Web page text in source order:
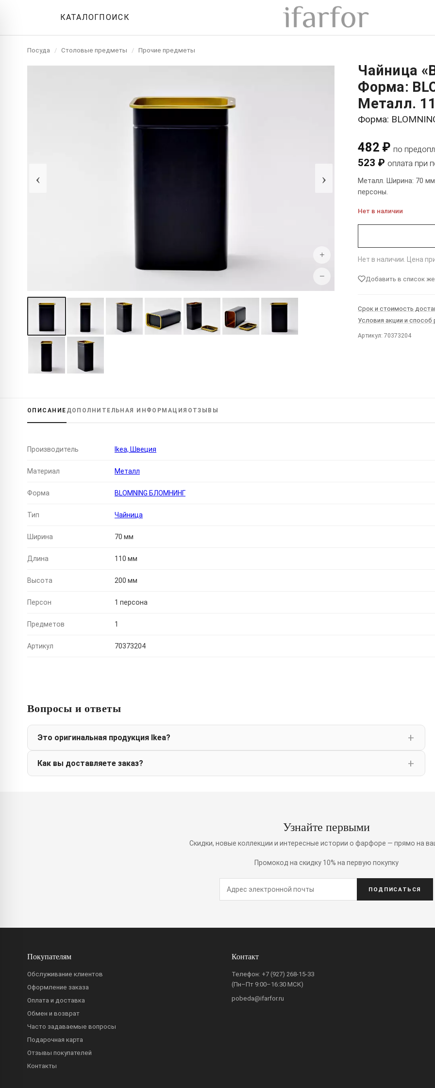
КАТАЛОГПОИСК
Посуда / Столовые предметы / Прочие предметы
‹ ›
+
−
Чайница
Форма:
Металл.
Форма:
482 ₽ по
523 ₽ оплата при
Металл. Ширина: 70
персоны.
Нет в наличии
Нет в наличии. Цена
Добавить в список
Срок и стоимость
Условия акции и способ
Артикул: 70373204
ОПИСАНИЕ ДОПОЛНИТЕЛЬНАЯ ИНФОРМАЦИЯ ОТЗЫВЫ
Производитель Ikea, Швеция
Материал Металл
Форма BLOMNING БЛОМНИНГ
Тип Чайница
Ширина 70 мм
Длина 110 мм
Высота 200 мм
Персон 1 персона
Предметов 1
Артикул 70373204
Вопросы и ответы
Это оригинальная продукция Ikea?
Как вы доставляете заказ?
Узнайте первыми
Скидки, новые коллекции и интересные истории о фарфоре — прямо на
Промокод на скидку 10% на первую покупку
ПОДПИСАТЬСЯ
Покупателям
Обслуживание клиентов
Оформление заказа
Оплата и доставка
Обмен и возврат
Часто задаваемые вопросы
Подарочная карта
Отзывы покупателей
Контакты
Контакт
Телефон: +7 (927) 268-15-33
(Пн–Пт 9:00–16:30 МСК)
pobeda@ifarfor.ru